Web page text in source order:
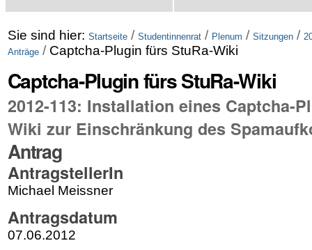
Sie sind hier: Startseite / Studentinnenrat / Plenum / Sitzungen /
Anträge / Captcha-Plugin fürs StuRa-Wiki
Captcha-Plugin fürs StuRa-Wiki
2012-113: Installation eines Captcha-
Wiki zur Einschränkung des
Antrag
AntragstellerIn
Michael Meissner
Antragsdatum
07.06.2012